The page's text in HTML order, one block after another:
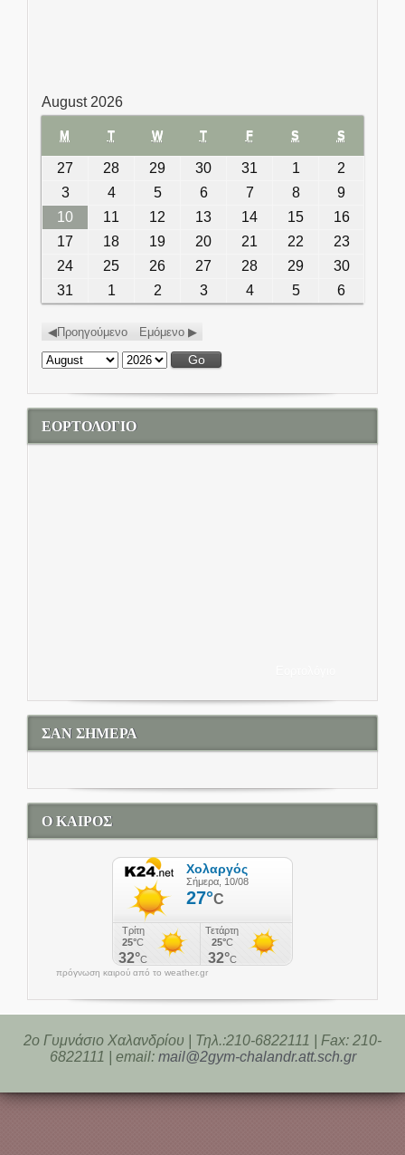
August 2026
M MONDAY
TTUESDAY
WWEDNESDAY
TTHURSDAY
FFRIDAYS SATURDAY
S
27 July 27, 2026
28 July 28, 2026
29 July 29, 2026
30 July 30, 2026
31 July 31, 2026
1
August 1,
2026
2
3August 3, 2026
4August 4, 2026
5August 5, 2026
6August 6, 2026
7 August 7, 2026
8
August 8,
2026
9
10 August 10, 2026
11 August 11, 2026
12 August 12, 2026
13 August 13, 2026
14 August 14, 2026
15
August
15, 2026
16August
17 August 17, 2026
18 August 18, 2026
19 August 19, 2026
20 August 20, 2026
21 August 21, 2026
22
August
22, 2026
23August
24 August 24, 2026
25 August 25, 2026
26 August 26, 2026
27 August 27, 2026
28 August 28, 2026
29
August
29, 2026
30August
31 August 31, 2026
1 September 1, 2026
2 September 2, 2026
3September 3, 2026
4
September 4,
2026
5September
5, 2026
6
6, 2026
Προηγούμενο
Εμόμενο
Month:
Year:
ΕΟΡΤΟΛΟΓΙΟ
ΣΑΝ ΣΗΜΕΡΑ
Ο ΚΑΙΡΟΣ
πρόγνωση καιρού από το weather.gr
2o Γυμνάσιο Χαλανδρίου | Τηλ.:210-6822111 | Fax: 210-
6822111 | email: mail@2gym-chalandr.att.sch.gr